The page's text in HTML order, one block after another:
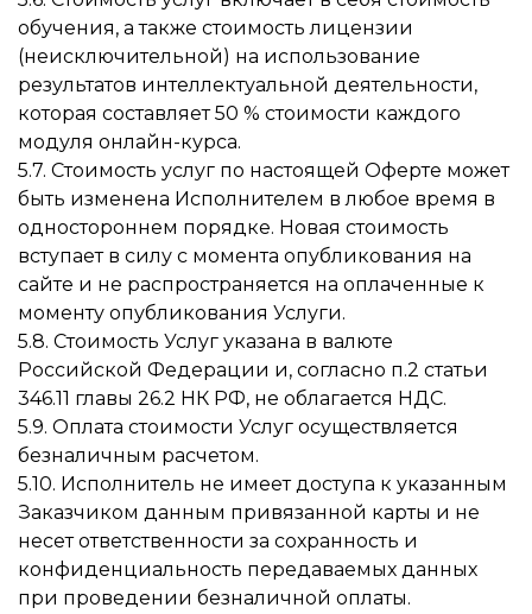
обучения, а также стоимость лицензии
(неисключительной) на использование
результатов интеллектуальной деятельности,
которая составляет 50 % стоимости каждого
модуля онлайн-курса.
5.7. Стоимость услуг по настоящей Оферте может
быть изменена Исполнителем в любое время в
одностороннем порядке. Новая стоимость
вступает в силу с момента опубликования на
сайте и не распространяется на оплаченные к
моменту опубликования Услуги.
5.8. Стоимость Услуг указана в валюте
Российской Федерации и, согласно п.2 статьи
346.11 главы 26.2 НК РФ, не облагается НДС.
5.9. Оплата стоимости Услуг осуществляется
безналичным расчетом.
5.10. Исполнитель не имеет доступа к указанным
Заказчиком данным привязанной карты и не
несет ответственности за сохранность и
конфиденциальность передаваемых данных
при проведении безналичной оплаты.